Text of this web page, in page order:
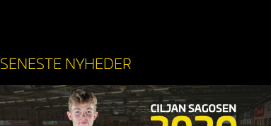
SENESTE NYHEDER